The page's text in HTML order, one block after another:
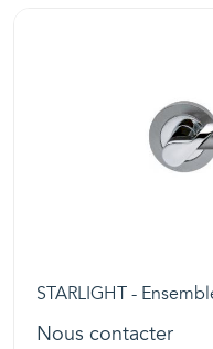
STARLIGHT -
Nous contacter